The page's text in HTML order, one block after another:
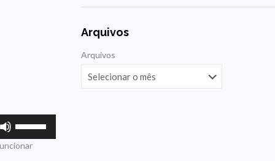
as
setas
Arquivos
Arquivos